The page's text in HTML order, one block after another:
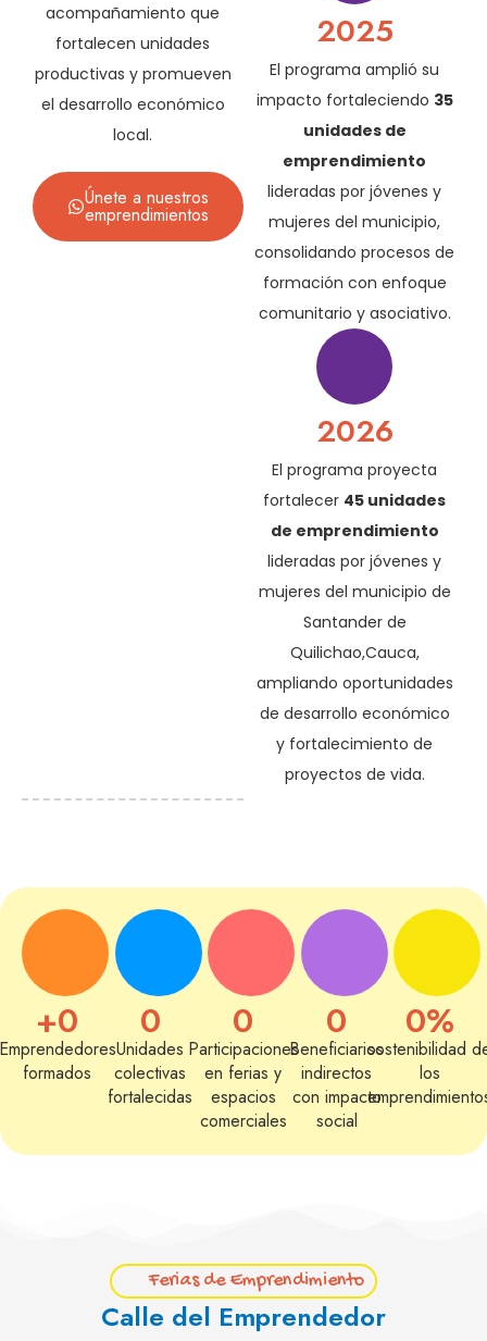
acompañamiento que
fortalecen unidades
productivas y promueven
el desarrollo económico
local.
Únete a nuestros
emprendimientos
2025
El programa amplió su
impacto fortaleciendo 35
unidades de
emprendimiento
lideradas por jóvenes y
mujeres del municipio,
consolidando procesos de
formación con enfoque
comunitario y asociativo.
2026
El programa proyecta
fortalecer 45 unidades
de emprendimiento
lideradas por jóvenes y
mujeres del municipio de
Santander de
Quilichao,Cauca,
ampliando oportunidades
de desarrollo económico
y fortalecimiento de
proyectos de vida.
formados
+0
Unidades
colectivas
fortalecidas
0
Participaciones
en ferias y
espacios
comerciales
0
Beneficiarios
indirectos
con impacto
social
0
sostenibilidad
los
0%
Ferias de Emprendimiento
Calle del Emprendedor